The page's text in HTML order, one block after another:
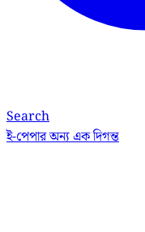
Search
ই-পেপারঅন্য এক দিগন্ত